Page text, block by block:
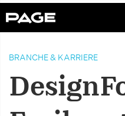
BRANCHE & KARRIERE